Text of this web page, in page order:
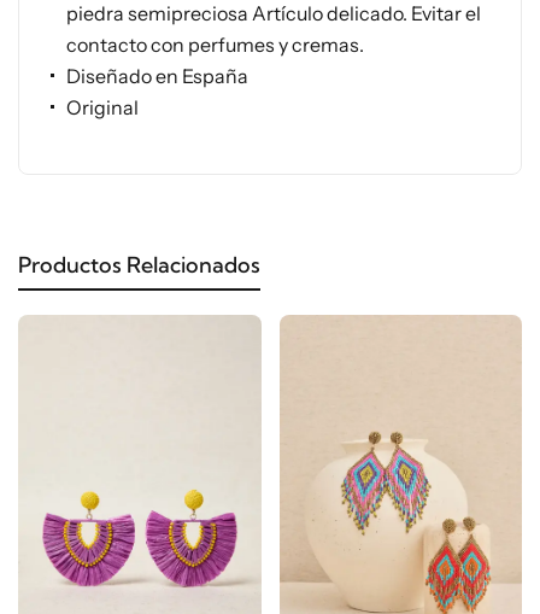
piedra semipreciosa Artículo delicado. Evitar el
contacto con perfumes y cremas.
Diseñado en España
Original
Productos Relacionados